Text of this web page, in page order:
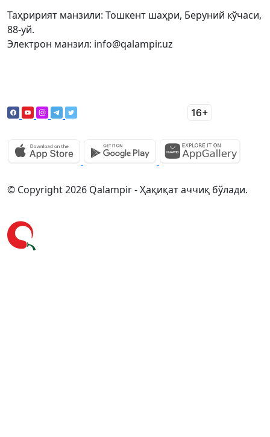
Таҳририят манзили: Тошкент шаҳри, Беруний кўчаси,
88-уй.
Электрон манзил: info@qalampir.uz
© Copyright 2026 Qalampir - Ҳақиқат аччиқ бўлади.